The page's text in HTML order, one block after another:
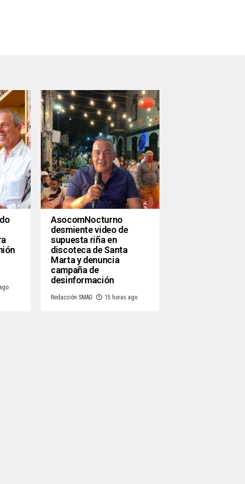
AsocomNocturno
desmiente video de
supuesta riña en
discoteca de Santa
Marta y denuncia
campaña de
desinformación
Redacción SMAD 15 horas ago